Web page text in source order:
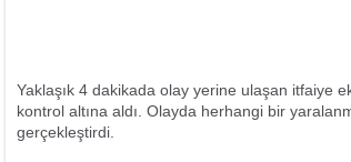
Yaklaşık 4 dakikada olay yerine ulaşan itfaiye
kontrol altına aldı. Olayda herhangi bir
gerçekleştirdi.